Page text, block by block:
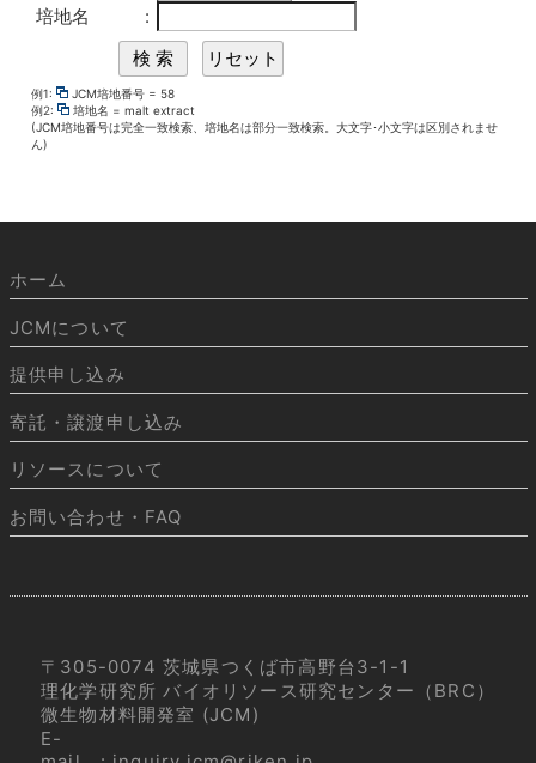
培地名
:
例1:
JCM培地番号 = 58
例2:
培地名 = malt extract
(JCM培地番号は完全一致検索、培地名は部分一致検索。大文字･小文字は区別されませ
ん)
ホーム
JCMについて
提供申し込み
寄託・譲渡申し込み
リソースについて
お問い合わせ・FAQ
〒305-0074 茨城県つくば市高野台3-1-1
理化学研究所 バイオリソース研究センター（BRC）
微生物材料開発室 (JCM)
E-